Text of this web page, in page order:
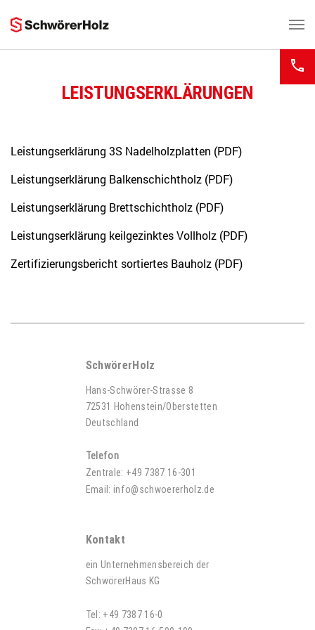
LEISTUNGSERKLÄRUNGEN
Leistungserklärung 3S Nadelholzplatten (PDF)
Leistungserklärung Balkenschichtholz (PDF)
Leistungserklärung Brettschichtholz (PDF)
Leistungserklärung keilgezinktes Vollholz (PDF)
Zertifizierungsbericht sortiertes Bauholz (PDF)
SchwörerHolz
Hans-Schwörer-Strasse 8
72531 Hohenstein/Oberstetten
Deutschland
Telefon
Zentrale: +49 7387 16-301
Email: info@schwoererholz.de
Kontakt
ein Unternehmensbereich der
SchwörerHaus KG
Tel: +49 7387 16-0